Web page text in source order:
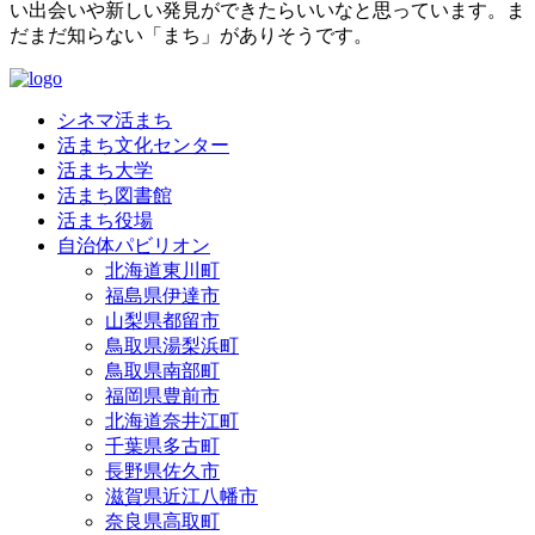
い出会いや新しい発見ができたらいいなと思っています。ま
だまだ知らない「まち」がありそうです。
シネマ活まち
活まち文化センター
活まち大学
活まち図書館
活まち役場
自治体パビリオン
北海道東川町
福島県伊達市
山梨県都留市
鳥取県湯梨浜町
鳥取県南部町
福岡県豊前市
北海道奈井江町
千葉県多古町
長野県佐久市
滋賀県近江八幡市
奈良県高取町